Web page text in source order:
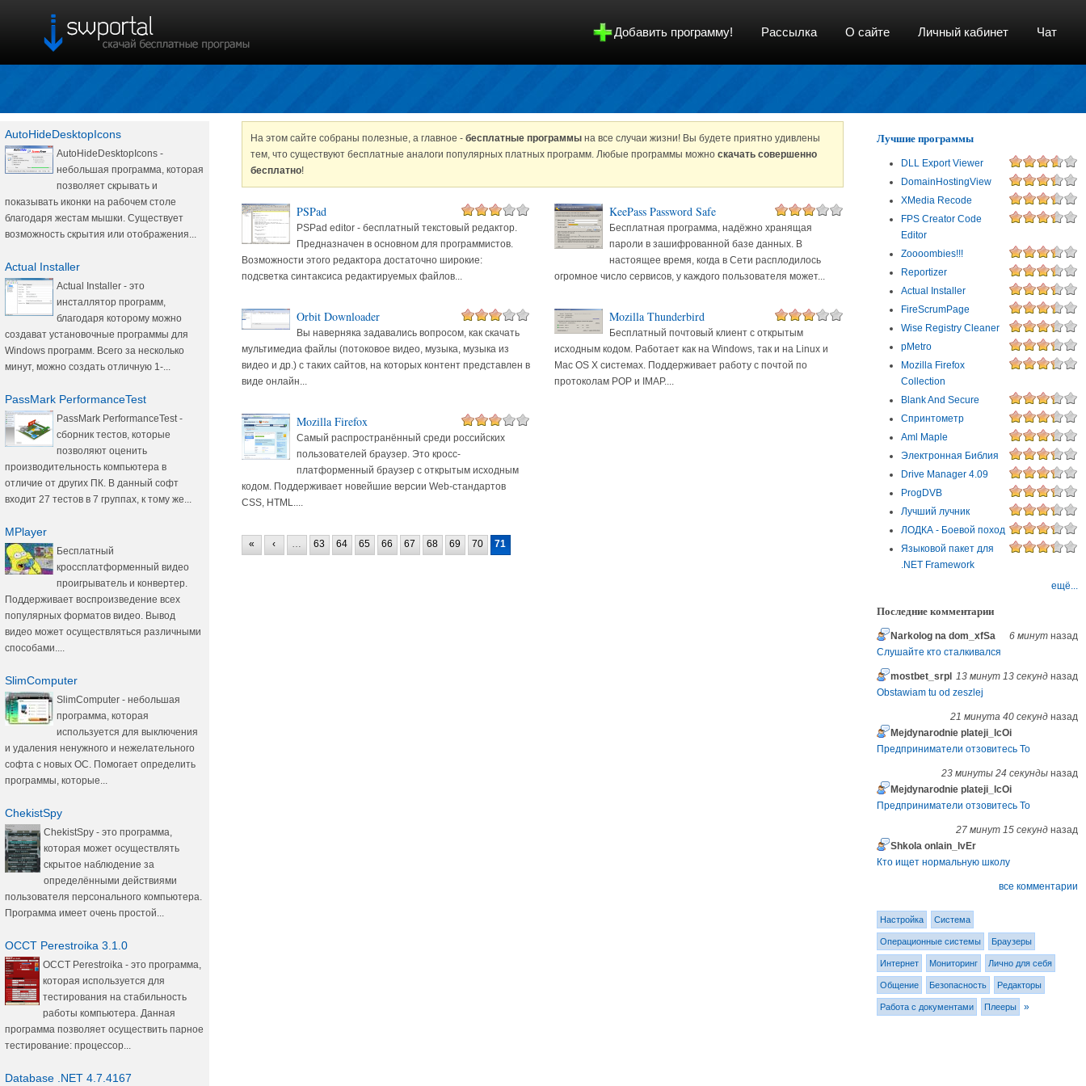
Добавить программу! Рассылка О сайте Личный кабинет Чат
AutoHideDesktopIcons
AutoHideDesktopIcons -
небольшая программа, которая
позволяет скрывать и
показывать иконки на рабочем столе
благодаря жестам мышки. Существует
возможность скрытия или отображения...
Actual Installer
Actual Installer - это
инсталлятор программ,
благодаря которому можно
создават установочные программы для
Windows программ. Всего за несколько
минут, можно создать отличную 1-...
PassMark PerformanceTest
PassMark PerformanceTest -
сборник тестов, которые
позволяют оценить
производительность компьютера в
отличие от других ПК. В данный софт
входит 27 тестов в 7 группах, к тому же...
MPlayer
Бесплатный
кроссплатформенный видео
проигрыватель и конвертер.
Поддерживает воспроизведение всех
популярных форматов видео. Вывод
видео может осуществляться различными
способами....
SlimComputer
SlimComputer - небольшая
программа, которая
используется для выключения
и удаления ненужного и нежелательного
софта с новых ОС. Помогает определить
программы, которые...
ChekistSpy
ChekistSpy - это программа,
которая может осуществлять
скрытое наблюдение за
определёнными действиями
пользователя персонального компьютера.
Программа имеет очень простой...
OCCT Perestroika 3.1.0
OCCT Perestroika - это программа,
которая используется для
тестирования на стабильность
работы компьютера. Данная
программа позволяет осуществить парное
тестирование: процессор...
Database .NET 4.7.4167
На этом сайте собраны полезные, а главное - бесплатные программына все случаи жизни! Вы будете приятно удивлены
тем, что существуют бесплатные аналоги популярных платных программ. Любые программы можно скачать совершенно
бесплатно!
PSPad
PSPad editor - бесплатный текстовый редактор.
Предназначен в основном для программистов.
Возможности этого редактора достаточно широкие:
подсветка синтаксиса редактируемых файлов...
KeePass Password Safe
Бесплатная программа, надёжно хранящая
пароли в зашифрованной базе данных. В
настоящее время, когда в Сети расплодилось
огромное число сервисов, у каждого пользователя может...
Orbit Downloader
Вы наверняка задавались вопросом, как скачать
мультимедиа файлы (потоковое видео, музыка, музыка из
видео и др.) с таких сайтов, на которых контент представлен в
виде онлайн...
Mozilla Thunderbird
Бесплатный почтовый клиент с открытым
исходным кодом. Работает как на Windows, так и на Linux и
Mac OS X системах. Поддерживает работу с почтой по
протоколам POP и IMAP....
Mozilla Firefox
Самый распространённый среди российских
пользователей браузер. Это кросс-
платформенный браузер с открытым исходным
кодом. Поддерживает новейшие версии Web-стандартов
CSS, HTML....
« ‹ … 63 64 65 66 67 68 69 70 71
Лучшие программы
DLL Export Viewer
DomainHostingView
XMedia Recode
FPS Creator Code
Editor
Zoooombies!!!
Reportizer
Actual Installer
FireScrumPage
Wise Registry Cleaner
pMetro
Mozilla Firefox
Collection
Blank And Secure
Спринтометр
Aml Maple
Электронная Библия
Drive Manager 4.09
ProgDVB
Лучший лучник
ЛОДКА - Боевой поход
Языковой пакет для
.NET Framework
ещё...
Последние комментарии
6 минутназад
Narkolog na dom_xfSa
Слушайте кто сталкивался
13 минут 13 секундназад
mostbet_srpl
Obstawiam tu od zeszlej
21 минута 40 секундназад
Mejdynarodnie plateji_lcOi
Предприниматели отзовитесь То
23 минуты 24 секундыназад
Mejdynarodnie plateji_lcOi
Предприниматели отзовитесь То
27 минут 15 секундназад
Shkola onlain_lvEr
Кто ищет нормальную школу
все комментарии
Настройка Система
Операционные системы Браузеры
Интернет Мониторинг Лично для себя
Общение Безопасность Редакторы
Работа с документами Плееры »